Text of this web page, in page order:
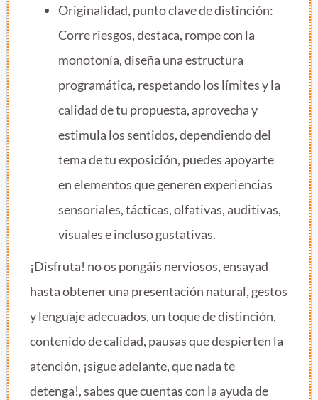
Originalidad, punto clave de distinción:
Corre riesgos, destaca, rompe con la
monotonía, diseña una estructura
programática, respetando los límites y la
calidad de tu propuesta, aprovecha y
estimula los sentidos, dependiendo del
tema de tu exposición, puedes apoyarte
en elementos que generen experiencias
sensoriales, tácticas, olfativas, auditivas,
visuales e incluso gustativas.
¡Disfruta! no os pongáis nerviosos, ensayad
hasta obtener una presentación natural, gestos
y lenguaje adecuados, un toque de distinción,
contenido de calidad, pausas que despierten la
atención, ¡sigue adelante, que nada te
detenga!, sabes que cuentas con la ayuda de